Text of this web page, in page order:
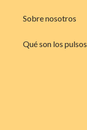
Sobre nosotros
Qué son los pulsos